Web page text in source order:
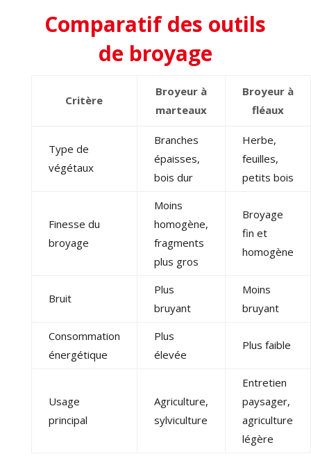
Comparatif des outils
de broyage
Critère
Broyeur à
marteaux
Broyeur à
fléaux
Type de
végétaux
Branches
épaisses,
bois dur
Herbe,
feuilles,
petits bois
Finesse du
broyage
Moins
homogène,
fragments
plus gros
Broyage
fin et
homogène
Bruit
Plus
bruyant
Moins
bruyant
Consommation
énergétique
Plus
élevée
Plus faible
Usage
principal
Agriculture,
sylviculture
Entretien
paysager,
agriculture
légère